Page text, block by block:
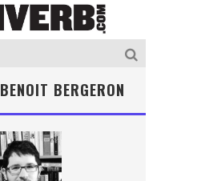
BENOIT BERGERON